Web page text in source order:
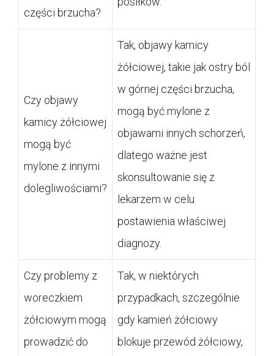
części brzucha?
Czy objawy
kamicy żółciowej
mogą być
mylone z innymi
dolegliwościami?
Tak, objawy kamicy
żółciowej, takie jak ostry ból
w górnej części brzucha,
mogą być mylone z
objawami innych schorzeń,
dlatego ważne jest
skonsultowanie się z
lekarzem w celu
postawienia właściwej
diagnozy.
Czy problemy z
woreczkiem
żółciowym mogą
prowadzić do
Tak, w niektórych
przypadkach, szczególnie
gdy kamień żółciowy
blokuje przewód żółciowy,